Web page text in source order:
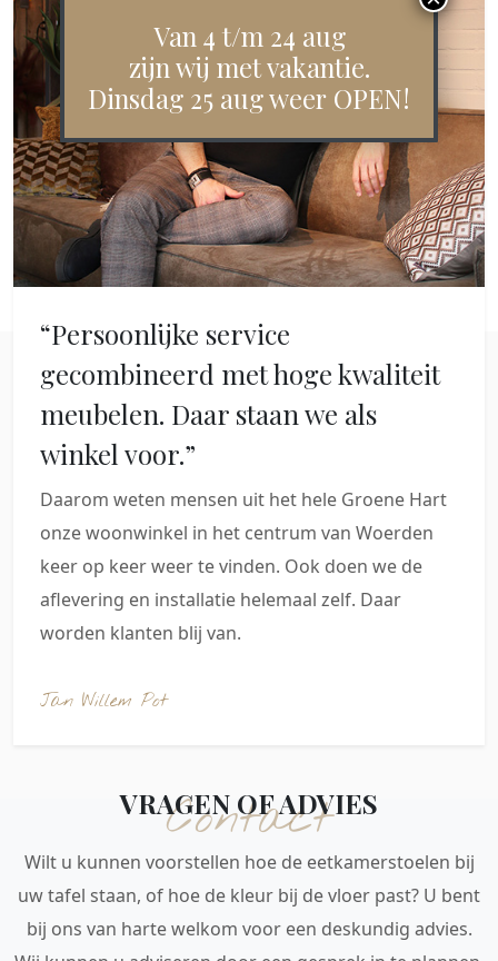
“Persoonlijke service
gecombineerd met hoge kwaliteit
meubelen. Daar staan we als
winkel voor.”
Daarom weten mensen uit het hele Groene Hart
onze woonwinkel in het centrum van Woerden
keer op keer weer te vinden. Ook doen we de
aflevering en installatie helemaal zelf. Daar
worden klanten blij van.
Jan Willem Pot
Contact
VRAGEN OF ADVIES
Wilt u kunnen voorstellen hoe de eetkamerstoelen bij
uw tafel staan, of hoe de kleur bij de vloer past? U bent
bij ons van harte welkom voor een deskundig advies.
Van 4 t/m 24 aug
zijn wij met vakantie.
Dinsdag 25 aug weer OPEN!